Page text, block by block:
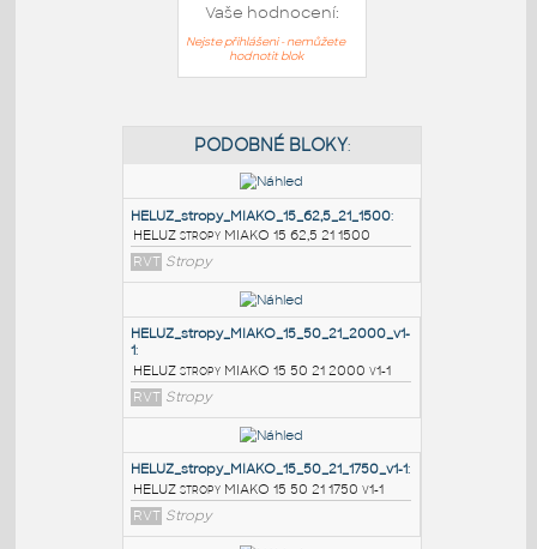
Vaše hodnocení:
Nejste přihlášeni - nemůžete
hodnotit blok
PODOBNÉ BLOKY:
HELUZ_stropy_MIAKO_15_62,5_21_1500
HELUZ stropy MIAKO 15 62,5 21 1500
RVT Stropy